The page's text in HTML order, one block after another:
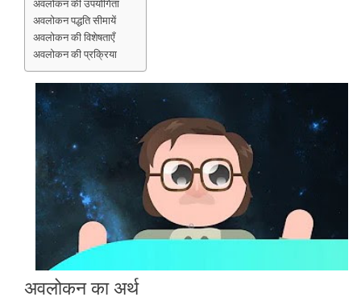
अवलोकन की उपयोगिता
अवलोकन पद्धति सीमायें
अवलोकन की विशेषताएँ
अवलोकन की प्रक्रिया
अवलोकन का अर्थ